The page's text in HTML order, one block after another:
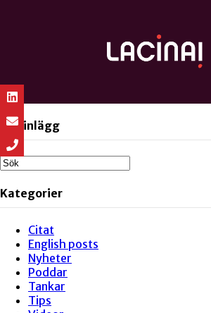
Sök inlägg
Kategorier
Citat
English posts
Nyheter
Poddar
Tankar
Tips